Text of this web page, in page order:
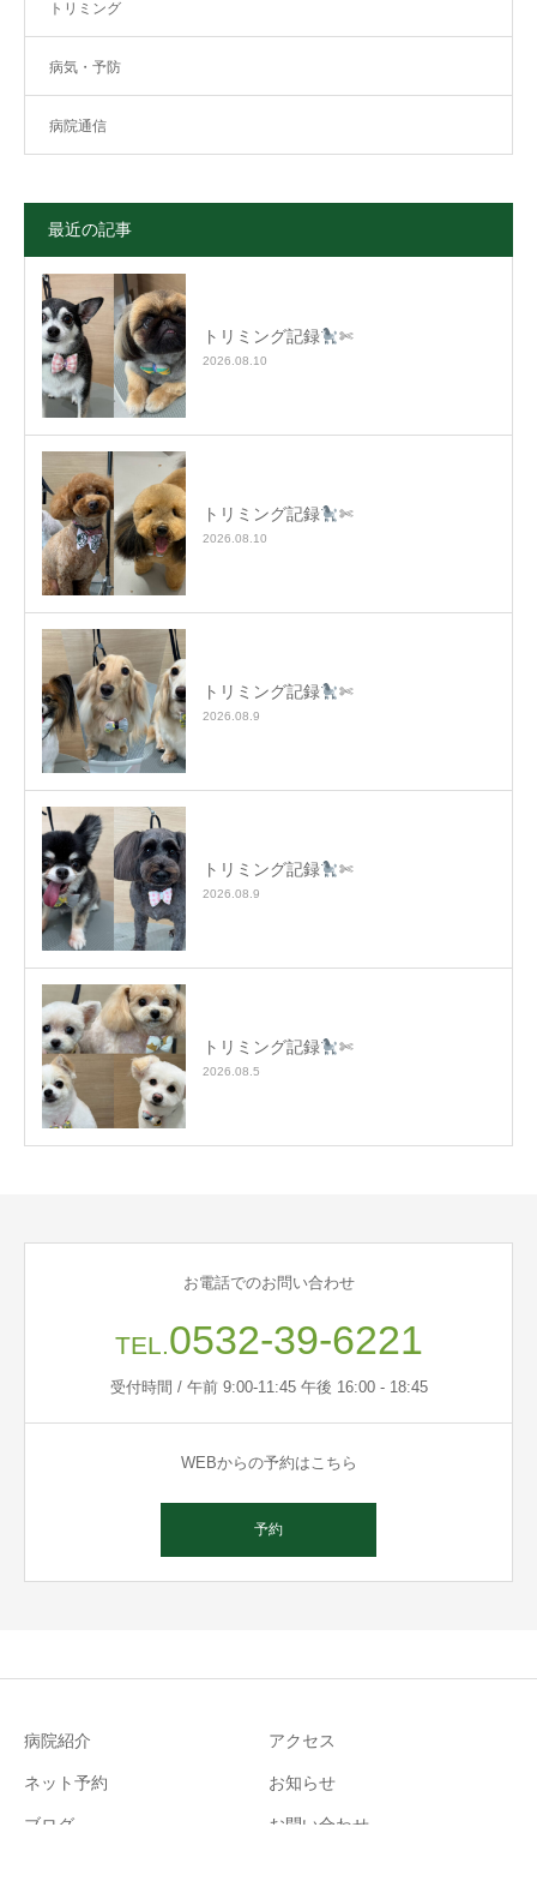
トリミング
病気・予防
病院通信
最近の記事
トリミング記録 ✄
2026.08.10
トリミング記録 ✄
2026.08.10
トリミング記録 ✄
2026.08.9
トリミング記録 ✄
2026.08.9
トリミング記録 ✄
2026.08.5
お電話でのお問い合わせ
TEL.0532-39-6221
受付時間 / 午前 9:00-11:45 午後 16:00 - 18:45
WEBからの予約はこちら
予約
病院紹介 アクセス
ネット予約 お知らせ
ブログ お問い合わせ